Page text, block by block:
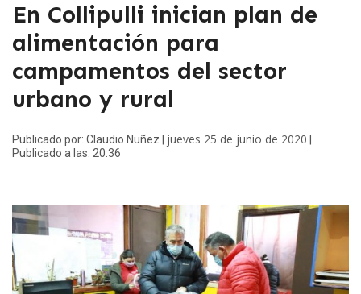
En Collipulli inician plan de
alimentación para
campamentos del sector
urbano y rural
Publicado por: Claudio Nuñez | jueves 25 de junio de 2020
Publicado a las: 20:36